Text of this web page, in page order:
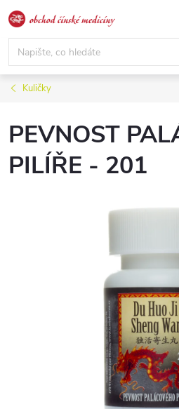
Přejít
na
obsah
Kuličky
PEVNOST
PILÍŘE - 201